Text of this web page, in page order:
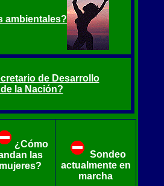
ambientales?
de Desarrollo
la Nación?
¿Cómo
las
mujeres?
Sondeo
actualmente en
marcha